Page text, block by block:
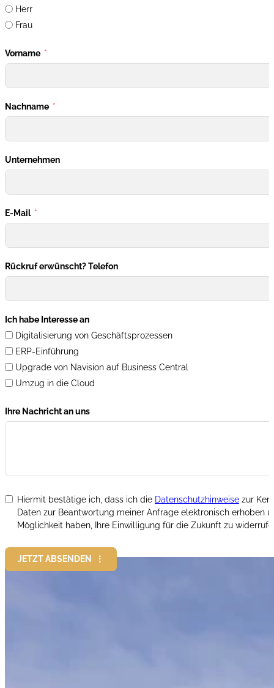
Herr
Frau
Vorname
Nachname
Unternehmen
E-Mail
Rückruf erwünscht? Telefon
Ich habe Interesse an
Digitalisierung von Geschäftsprozessen
ERP-Einführung
Upgrade von Navision auf Business Central
Umzug in die Cloud
Ihre Nachricht an uns
Hiermit bestätige ich, dass ich die Datenschutzhinweise zur
Daten zur Beantwortung meiner Anfrage elektronisch erhoben
Möglichkeit haben, Ihre Einwilligung für die Zukunft zu
JETZT ABSENDEN